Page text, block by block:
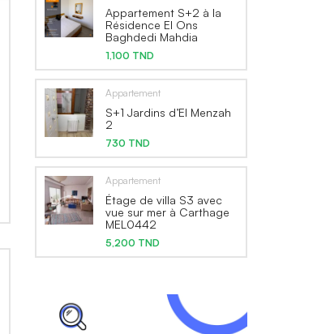
Appartement S+2 à la
Résidence El Ons
Baghdedi Mahdia
1,100 TND
Appartement
S+1 Jardins d’El Menzah
2
730 TND
Appartement
Étage de villa S3 avec
vue sur mer à Carthage
MEL0442
5,200 TND